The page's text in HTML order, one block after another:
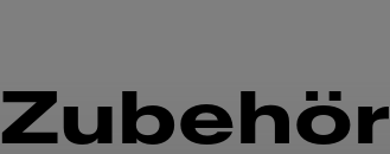
Zubehör